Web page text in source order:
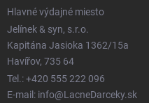
Hlavné výdajné miesto
Jelínek & syn, s.r.o.
Kapitána Jasioka 1362/15a
Havířov, 735 64
Tel.: +420 555 222 096
E-mail: info@LacneDarceky.sk